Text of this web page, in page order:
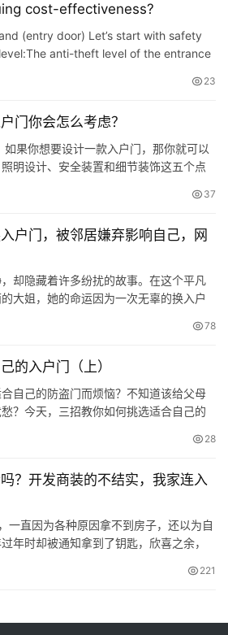
cost-effectiveness?
(entry door) Let’s start with safety
anti-theft level of the entrance
23
门你会怎么考虑？
果你想要设计一款入户门，那你就可以
明设计、安全装置和细节装饰这五个点
重要。通常，我们可以选择木质、金属
安全性和防火性能，适合需要更高安全
37
户门，被邻居嫌弃影响自己，网
却隐藏着许多纷扰的故事。在这个平凡
大姐，她的命运因为一次无辜的换入户
，一场突如其来的家庭变故打破了她平
新社区，张丽迎来了她生命中的一次大
78
的入户门（上）
自己的防盗门而烦恼？不知道该给父母
？今天，三招教你如何挑选适合自己的
怎么样的一樘入户门。家里通风差的首先
防盗门。对环境安静要求比较高的小伙
28
？开发商装的不结实，我家连入
一直因为各种原因拿不到房子，还以为自
年时却被通知拿到了钥匙，欣喜之余，
这防盗门必须包门套，可是防盗门不是
221